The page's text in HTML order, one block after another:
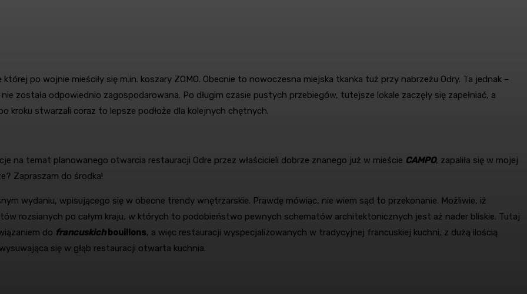
po wojnie mieściły się m.in. koszary ZOMO. Obecnie to nowoczesna miejska tkanka tuż przy nabrzeżu Odry. Ta jednak –
została odpowiednio zagospodarowana. Po długim czasie pustych przebiegów, tutejsze lokale zaczęły się zapełniać, a
kroku stwarzali coraz to lepsze podłoże dla kolejnych chętnych.
na temat planowanego otwarcia restauracji Odre przez właścicieli dobrze znanego już w mieście CAMPO, zapaliła się w mojej
Zapraszam do środka!
wydaniu, wpisującego się w obecne trendy wnętrzarskie. Prawdę mówiąc, nie wiem sąd to przekonanie. Możliwie, iż
rozsianych po całym kraju, w których to podobieństwo pewnych schematów architektonicznych jest aż nader bliskie. Tutaj
do francuskichbouillons, a więc restauracji wyspecjalizowanych w tradycyjnej francuskiej kuchni, z dużą ilością
się w głąb restauracji otwarta kuchnia.